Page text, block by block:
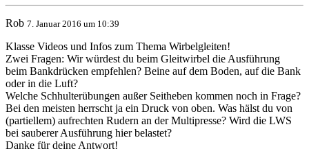
Rob 7. Januar 2016 um 10:39
Klasse Videos und Infos zum Thema Wirbelgleiten!
Zwei Fragen: Wir würdest du beim Gleitwirbel die Ausführung
beim Bankdrücken empfehlen? Beine auf dem Boden, auf die Bank
oder in die Luft?
Welche Schhulterübungen außer Seitheben kommen noch in Frage?
Bei den meisten herrscht ja ein Druck von oben. Was hälst du von
(partiellem) aufrechten Rudern an der Multipresse? Wird die LWS
bei sauberer Ausführung hier belastet?
Danke für deine Antwort!